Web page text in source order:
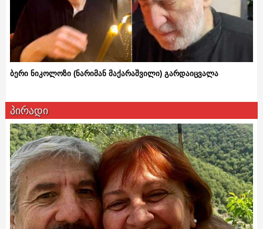
ბერი ნიკოლოზი (ნარიმან მაქარაშვილი) გარდაიცვალა
პირადი